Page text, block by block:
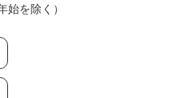
始を除く）